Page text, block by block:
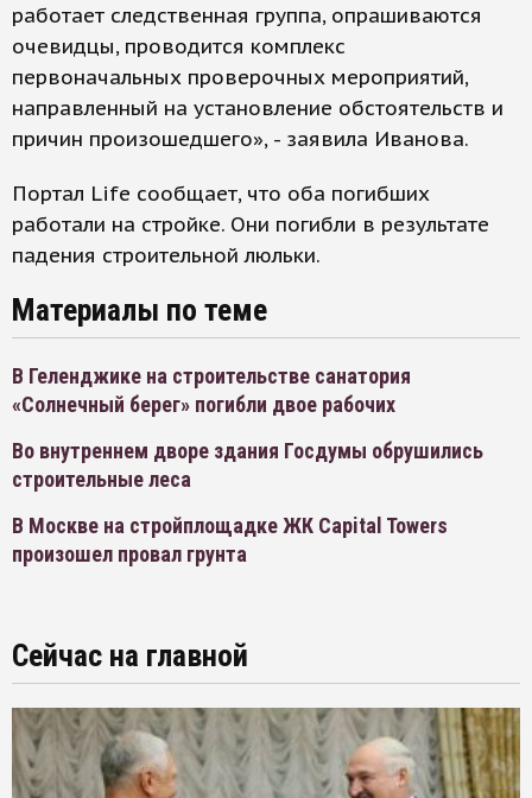
работает следственная группа, опрашиваются
очевидцы, проводится комплекс
первоначальных проверочных мероприятий,
направленный на установление обстоятельств и
причин произошедшего», - заявила Иванова.
Портал Life сообщает, что оба погибших
работали на стройке. Они погибли в результате
падения строительной люльки.
Материалы по теме
В Геленджике на строительстве санатория
«Солнечный берег» погибли двое рабочих
Во внутреннем дворе здания Госдумы обрушились
строительные леса
В Москве на стройплощадке ЖК Capital Towers
произошел провал грунта
Сейчас на главной